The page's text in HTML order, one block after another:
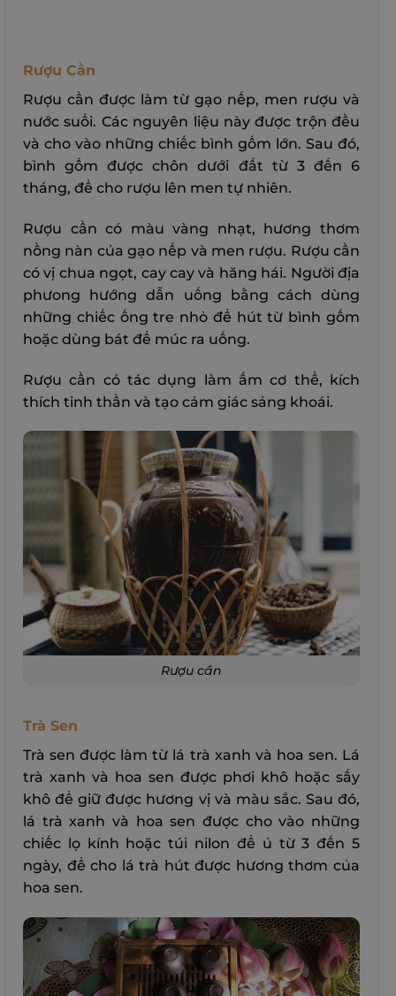
Rượu Cần
Rượu cần được làm từ gạo nếp, men rượu và
nước suối. Các nguyên liệu này được trộn đều
và cho vào những chiếc bình gốm lớn. Sau đó,
bình gốm được chôn dưới đất từ 3 đến 6
tháng, để cho rượu lên men tự nhiên.
Rượu cần có màu vàng nhạt, hương thơm
nồng nàn của gạo nếp và men rượu. Rượu cần
có vị chua ngọt, cay cay và hăng hái. Người địa
phưong hướng dẫn uống bằng cách dùng
những chiếc ống tre nhỏ để hút từ bình gốm
hoặc dùng bát để múc ra uống.
Rượu cần có tác dụng làm ấm cơ thể, kích
thích tinh thần và tạo cảm giác sảng khoái.
Rượu cần
Trà Sen
Trà sen được làm từ lá trà xanh và hoa sen. Lá
trà xanh và hoa sen được phơi khô hoặc sấy
khô để giữ được hương vị và màu sắc. Sau đó,
lá trà xanh và hoa sen được cho vào những
chiếc lọ kính hoặc túi nilon để ủ từ 3 đến 5
ngày, để cho lá trà hút được hương thơm của
hoa sen.